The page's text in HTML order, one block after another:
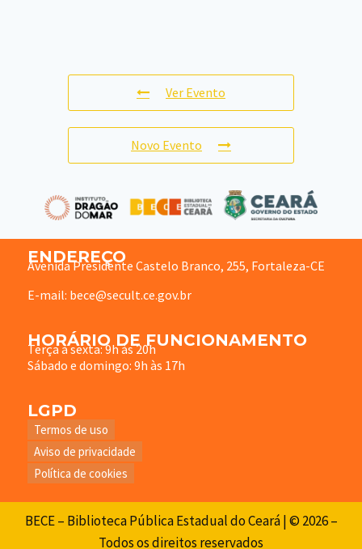
Ver Evento
Novo Evento
ENDEREÇO
Avenida Presidente Castelo Branco, 255, Fortaleza-CE
E-mail: bece@secult.ce.gov.br
HORÁRIO DE FUNCIONAMENTO
Terça à sexta: 9h às 20h
Sábado e domingo: 9h às 17h
LGPD
Termos de uso
Aviso de privacidade
Política de cookies
BECE – Biblioteca Pública Estadual do Ceará | © 2026 –
Todos os direitos reservados